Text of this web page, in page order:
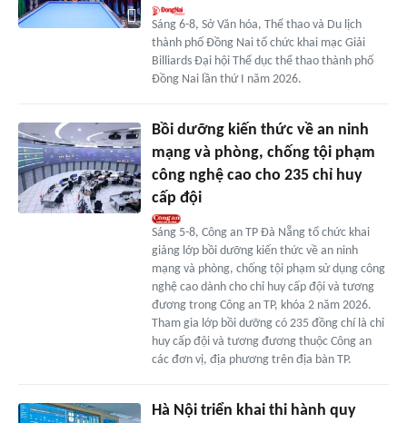
Sáng 6-8, Sở Văn hóa, Thể thao và Du lịch
thành phố Đồng Nai tổ chức khai mạc Giải
Billiards Đại hội Thể dục thể thao thành phố
Đồng Nai lần thứ I năm 2026.
Bồi dưỡng kiến thức về an ninh
mạng và phòng, chống tội phạm
công nghệ cao cho 235 chỉ huy
cấp đội
Sáng 5-8, Công an TP Đà Nẵng tổ chức khai
giảng lớp bồi dưỡng kiến thức về an ninh
mạng và phòng, chống tội phạm sử dụng công
nghệ cao dành cho chỉ huy cấp đội và tương
đương trong Công an TP, khóa 2 năm 2026.
Tham gia lớp bồi dưỡng có 235 đồng chí là chỉ
huy cấp đội và tương đương thuộc Công an
các đơn vị, địa phương trên địa bàn TP.
Hà Nội triển khai thi hành quy